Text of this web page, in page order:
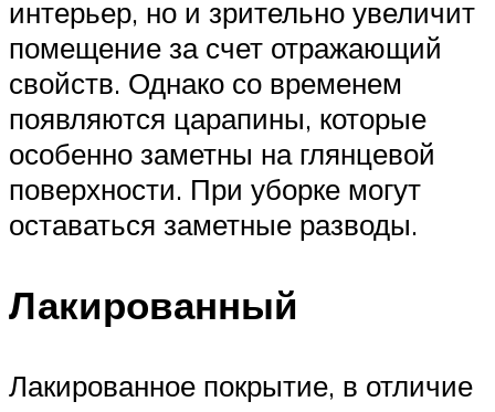
интерьер, но и зрительно увеличит
помещение за счет отражающий
свойств. Однако со временем
появляются царапины, которые
особенно заметны на глянцевой
поверхности. При уборке могут
оставаться заметные разводы.
Лакированный
Лакированное покрытие, в отличие